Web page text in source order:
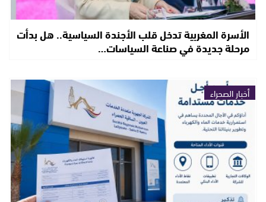
الأسرة المغربية تدخل قلب الأجندة السياسية.. هل بدأت
مرحلة جديدة في صناعة السياسات…
أخبار الصحراء